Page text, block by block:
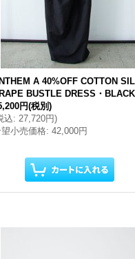
A 40%OFF COTTON
BUSTLE DRESS・BLACK
円(税別)
込: 27,720円)
小売価格: 42,000円